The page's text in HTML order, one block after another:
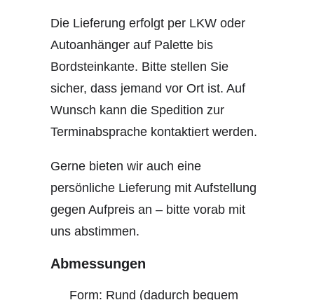
Die Lieferung erfolgt per LKW oder
Autoanhänger auf Palette bis
Bordsteinkante. Bitte stellen Sie
sicher, dass jemand vor Ort ist. Auf
Wunsch kann die Spedition zur
Terminabsprache kontaktiert werden.
Gerne bieten wir auch eine
persönliche Lieferung mit Aufstellung
gegen Aufpreis an – bitte vorab mit
uns abstimmen.
Abmessungen
Form: Rund (dadurch bequem